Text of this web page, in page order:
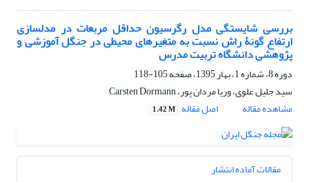
بررسی شایستگی مدل رگرسیون حداقل مربعات در مدلسازی
ارتفاع گونۀ راش نسبت به متغیرهای محیطی در جنگل آموزشی و
پژوهشی دانشگاه تربیت مدرس
دوره 8، شماره 1، بهار 1395، صفحه
105-118
سید جلیل علوی، وریا مردان پور، Carsten Dormann
مشاهده مقاله
اصل مقاله 1.42 M
مقالات آماده انتشار